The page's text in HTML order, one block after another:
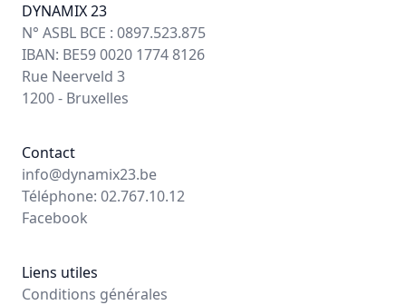
DYNAMIX 23
N° ASBL BCE : 0897.523.875
IBAN: BE59 0020 1774 8126
Rue Neerveld 3
1200 - Bruxelles
Contact
info@dynamix23.be
Téléphone: 02.767.10.12
Facebook
Liens utiles
Conditions générales